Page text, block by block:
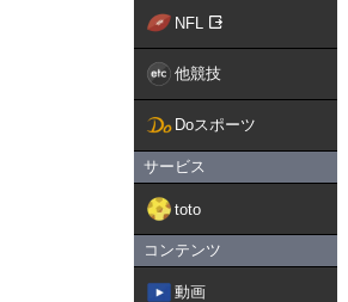
NFL
他競技
Doスポーツ
サービス
toto
コンテンツ
動画